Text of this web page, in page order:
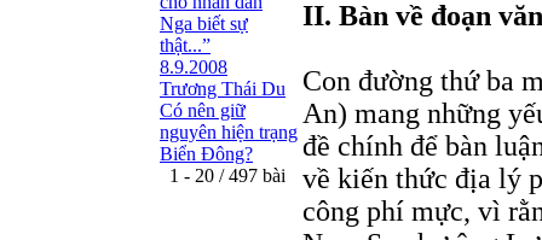
Nga biết sự
thật...”
8.9.2008
Trương Thái Du
Có nên giữ
nguyên hiện trạng
Biển Đông?
1 - 20 / 497 bài
II. Bàn về đoạn
Con đường thứ ba
An) mang những
đề chính để bàn
về kiến thức địa lý
công phí mực, vì